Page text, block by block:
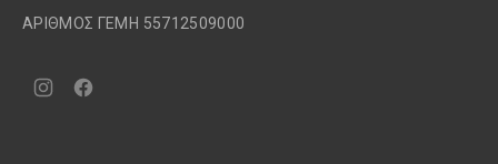
ΑΡΙΘΜΟΣ ΓΕΜΗ 55712509000
Νέο
Νέο